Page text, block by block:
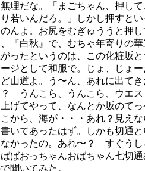
理だな。「まごちゃん、押して
若いんだろ。」しかし押すとい
んよ。お尻をむぎゅううと押し
『白秋』で、むちゃ年寄りの華
ったというのは、この化粧坂と
ジとして和服で。じょ、じょー
山道よ。う〜ん、あれに出てき
うんこら、うんこら、ウエス
げてやって、なんとか坂のてっ
から、海が・・・あれ？見えな
いてあったはず。しかも切通と
なかったの。あれ〜？ すぐうし
ばおっちゃんおばちゃん七切通
聞いてみた。